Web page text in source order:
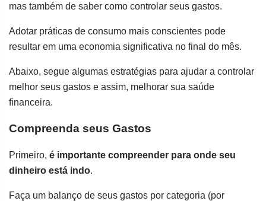
mas também de saber como controlar seus gastos.
Adotar práticas de consumo mais conscientes pode
resultar em uma economia significativa no final do mês.
Abaixo, segue algumas estratégias para ajudar a controlar
melhor seus gastos e assim, melhorar sua saúde
financeira.
Compreenda seus Gastos
Primeiro, é importante compreender para onde seu
dinheiro está indo.
Faça um balanço de seus gastos por categoria (por